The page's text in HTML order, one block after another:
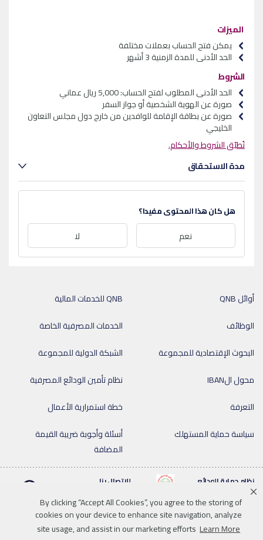
By clicking “Accept All Cookies”, you agree to the storing of
cookies on your device to enhance site navigation, analyze
site usage, and assist in our marketing efforts Learn More
الميزات
يمكن فتح الحساب بعملات مختلفة
الحد الأدنى للمدة الزمنية 3 أشهر
الشروط
الحد الأدنى المطلوب لفتح الحساب: 5,000 ريال عماني
صورة عن الهوية الشخصية أو جواز السفر
صورة عن بطاقة الإقامة للوافدين من خارج دول مجلس التعاون
الخليجي
تُطبّق الشروط والأحكام.
مدة الاستحقاق
هل كان هذا المحتوى مفيدا؟
نعم لا
QNB للخدمات المالية
أوائل QNB
الخدمات المصرفية الخاصة
الوظائف
الشبكة الدولية للمجموعة
البحوث الإقتصادية للمجموعة
نظام تأمين الودائع المصرفية
محول الIBAN
خطة استمرارية الأعمال
التعرفة
أسئلة وأجوبة ضريبة القيمة
المضافة
سياسة حماية المستهلك
نظام حماية الودائع للإتصال بنا
LinkedinInstagramfacebooktwitteryoutube